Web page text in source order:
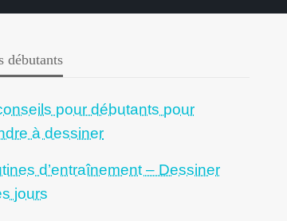
débutants
pour débutants pour
à dessiner
d’entraînement – Dessiner
jours